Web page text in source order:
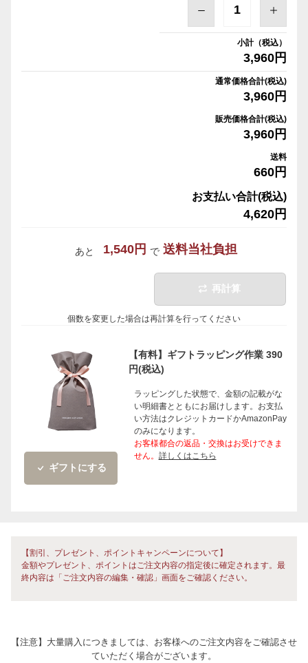
小計（税込）
3,960円
個数を変更した場合は再計算を行ってください
再計算
通常価格合計(税込)
3,960円
販売価格合計(税込)
3,960円
送料
660円
お支払い合計(税込)
4,620円
あと 1,540円 で 送料当社負担
ギフトにする
【有料】ギフトラッピング作業 390
円(税込)
ラッピングした状態で、金額の記載がな
い明細書とともにお届けします。お支払
い方法はクレジットカードかAmazonPay
のみになります。
お客様都合の返品・交換はお受けできま
せん。 詳しくはこちら
【割引、プレゼント、ポイントキャンペーンについて】
金額やプレゼント、ポイントはご注文内容の指定後に確定されます。最
終内容は「ご注文内容の編集・確認」画面をご確認ください。
【注意】大量購入につきましては、お客様へのご注文内容をご確認させ
ていただく場合がございます。